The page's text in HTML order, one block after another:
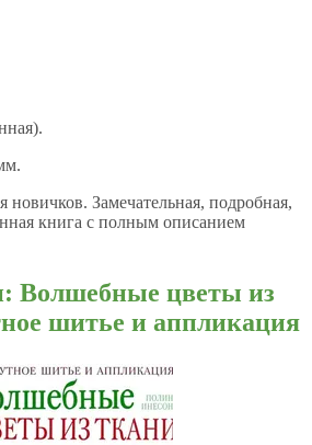
новичков. Замечательная, подробная,
книга с полным описанием
Волшебные цветы из
шитье и аппликация